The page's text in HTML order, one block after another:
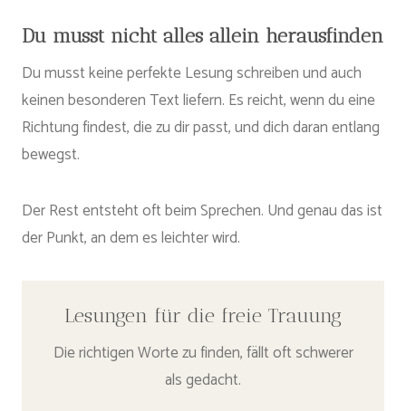
Du musst nicht alles allein herausfinden
Du musst keine perfekte Lesung schreiben und auch
keinen besonderen Text liefern. Es reicht, wenn du eine
Richtung findest, die zu dir passt, und dich daran entlang
bewegst.
Der Rest entsteht oft beim Sprechen. Und genau das ist
der Punkt, an dem es leichter wird.
Lesungen für die freie Trauung
Die richtigen Worte zu finden, fällt oft schwerer
als gedacht.